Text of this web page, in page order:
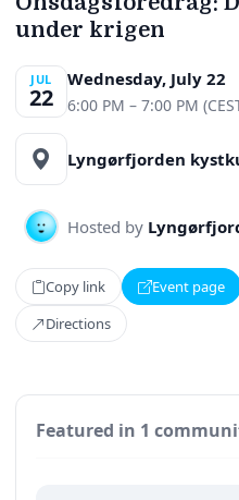
under krigen
JUL
22
Wednesday, July 22
6:00 PM – 7:00 PM
Lyngørfjorden
Hosted by
Copy link Event page
Directions
Featured in 1